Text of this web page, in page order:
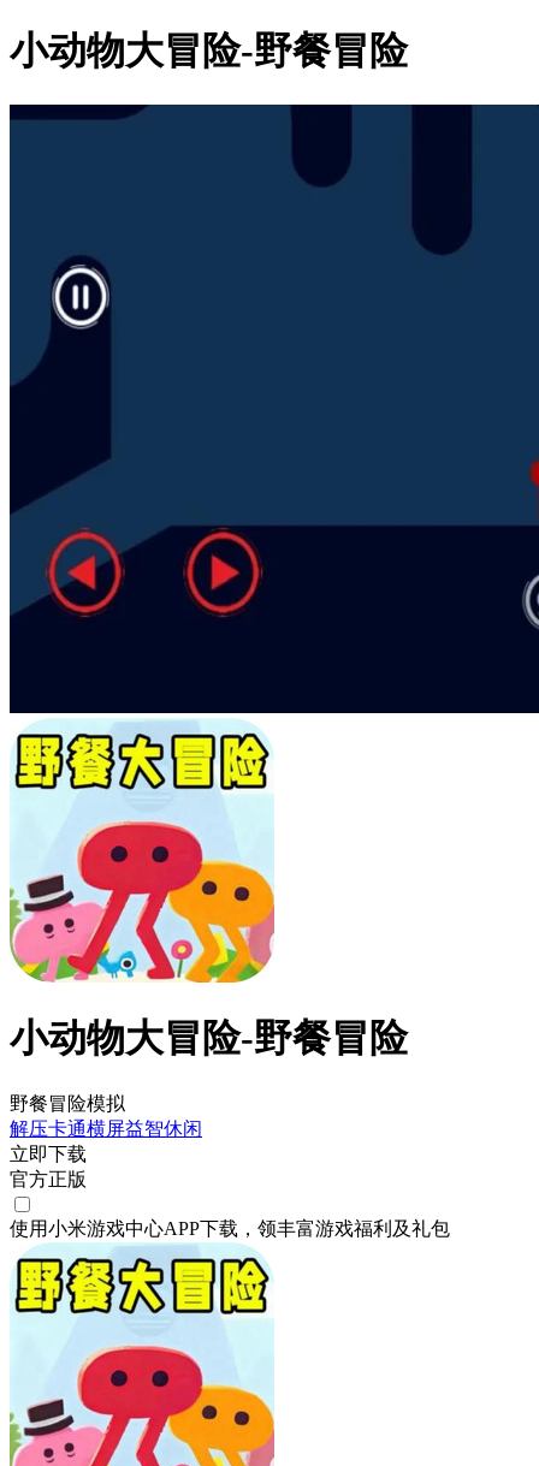
小动物大冒险-野餐冒险
小动物大冒险-野餐冒险
野餐冒险模拟
解压卡通横屏益智休闲
立即下载
官方正版
使用小米游戏中心APP下载 ，领丰富游戏福利 及礼包